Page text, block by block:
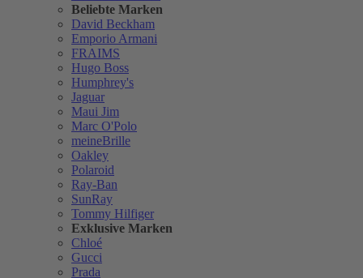
Beliebte Marken
David Beckham
Emporio Armani
FRAIMS
Hugo Boss
Humphrey's
Jaguar
Maui Jim
Marc O'Polo
meineBrille
Oakley
Polaroid
Ray-Ban
SunRay
Tommy Hilfiger
Exklusive Marken
Chloé
Gucci
Prada